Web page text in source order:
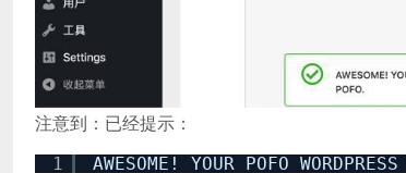
注意到：已经提示：
1 AWESOME! YOUR POFO